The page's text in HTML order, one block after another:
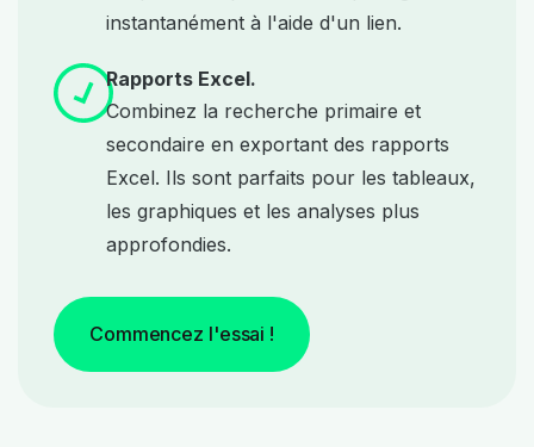
instantanément à l'aide d'un lien.
Rapports Excel.
Combinez la recherche primaire et
secondaire en exportant des rapports
Excel. Ils sont parfaits pour les tableaux,
les graphiques et les analyses plus
approfondies.
Commencez l'essai !